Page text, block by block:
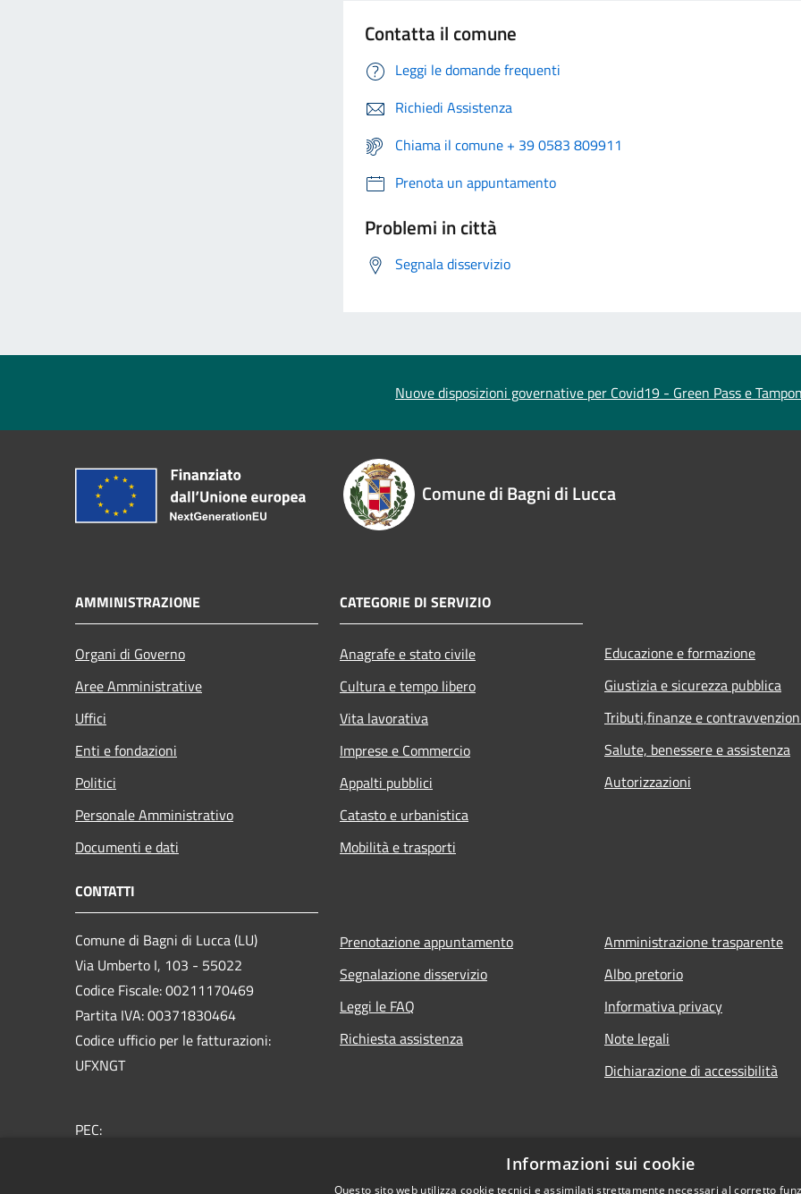
Contatta il comune
Leggi le domande frequenti
Richiedi Assistenza
Chiama il comune + 39 0583 809911
Prenota un appuntamento
Problemi in città
Segnala disservizio
Nuove disposizioni governative per Covid19 - Green Pass e
Comune di Bagni di Lucca
AMMINISTRAZIONE
Organi di Governo
Aree Amministrative
Uffici
Enti e fondazioni
Politici
Personale Amministrativo
Documenti e dati
CATEGORIE DI SERVIZIO
Anagrafe e stato civile
Cultura e tempo libero
Vita lavorativa
Imprese e Commercio
Appalti pubblici
Catasto e urbanistica
Mobilità e trasporti
Educazione e formazione
Giustizia e sicurezza pubblica
Tributi,finanze e
Salute, benessere e assistenza
Autorizzazioni
CONTATTI
Comune di Bagni di Lucca (LU)
Via Umberto I, 103 - 55022
Codice Fiscale: 00211170469
Partita IVA: 00371830464
Codice ufficio per le fatturazioni:
UFXNGT
PEC:
Prenotazione appuntamento
Segnalazione disservizio
Leggi le FAQ
Richiesta assistenza
Amministrazione trasparente
Albo pretorio
Informativa privacy
Note legali
Dichiarazione di accessibilità
Informazioni sui cookie
Questo sito web utilizza cookie tecnici e assimilati strettamente necessari al corretto